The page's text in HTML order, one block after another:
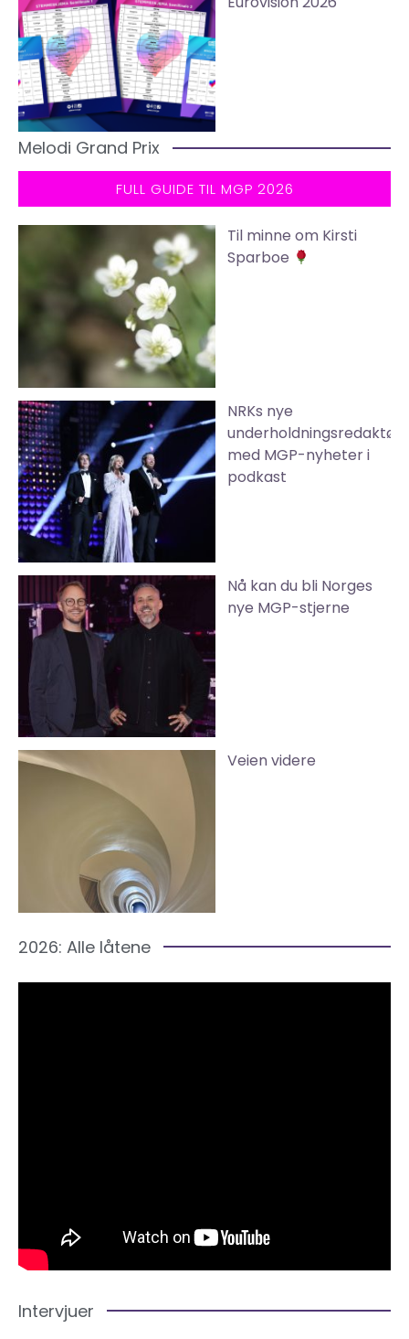
Melodi Grand Prix
FULL GUIDE TIL MGP 2026
Til minne om Kirsti
Sparboe
NRKs nye
underholdningsredaktør
med MGP-nyheter i
podkast
Nå kan du bli Norges
nye MGP-stjerne
Veien videre
2026: Alle låtene
Intervjuer